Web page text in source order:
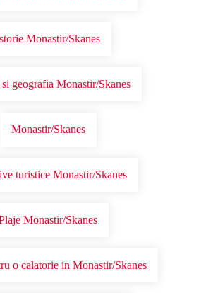
Monastir/Skanes
geografia Monastir/Skanes
Monastir/Skanes
turistice Monastir/Skanes
Monastir/Skanes
o calatorie in Monastir/Skanes